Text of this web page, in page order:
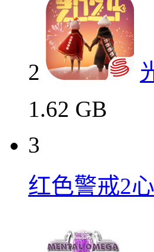
2
1.62 GB
3
红色警戒2